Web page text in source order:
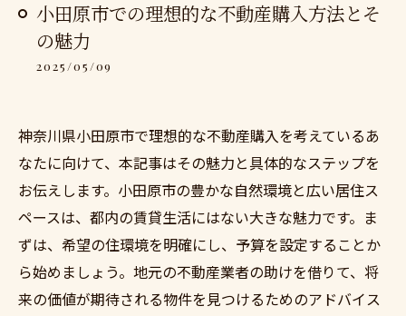
小田原市での理想的な不動産購入方法とそ
の魅力
2025/05/09
神奈川県小田原市で理想的な不動産購入を考えているあ
なたに向けて、本記事はその魅力と具体的なステップを
お伝えします。小田原市の豊かな自然環境と広い居住ス
ペースは、都内の賃貸生活にはない大きな魅力です。ま
ずは、希望の住環境を明確にし、予算を設定することか
ら始めましょう。地元の不動産業者の助けを借りて、将
来の価値が期待される物件を見つけるためのアドバイス